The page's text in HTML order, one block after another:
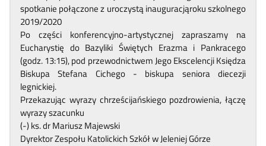
spotkanie połączone z uroczystą inauguracjąroku szkolnego
2019/2020
Po części konferencyjno-artystycznej zapraszamy na
Eucharystię do Bazyliki Świętych Erazma i Pankracego
(godz. 13:15), pod przewodnictwem Jego Ekscelencji Księdza
Biskupa Stefana Cichego - biskupa seniora diecezji
legnickiej.
Przekazując wyrazy chrześcijańskiego pozdrowienia, łączę
wyrazy szacunku
(-) ks. dr Mariusz Majewski
Dyrektor Zespołu Katolickich Szkół w Jeleniej Górze